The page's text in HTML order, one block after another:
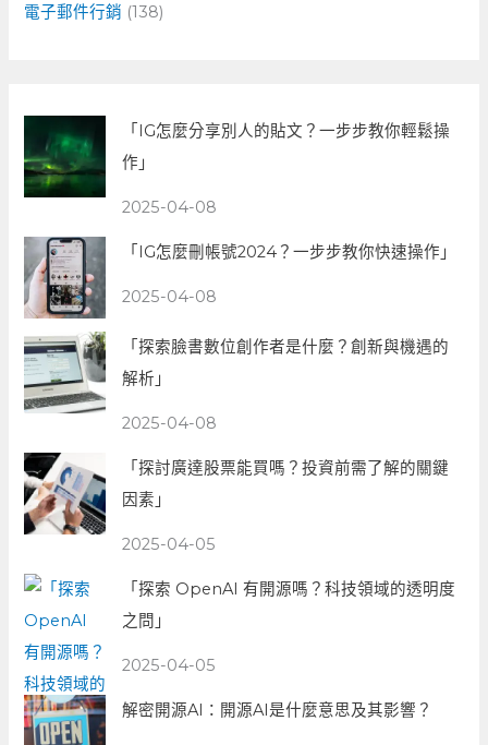
電子郵件行銷 (138)
「IG怎麼分享別人的貼文？一步步教你輕鬆操
作」
2025-04-08
「IG怎麼刪帳號2024？一步步教你快速操作」
2025-04-08
「探索臉書數位創作者是什麼？創新與機遇的
解析」
2025-04-08
「探討廣達股票能買嗎？投資前需了解的關鍵
因素」
2025-04-05
「探索 OpenAI 有開源嗎？科技領域的透明度
之問」
2025-04-05
解密開源AI：開源AI是什麼意思及其影響？